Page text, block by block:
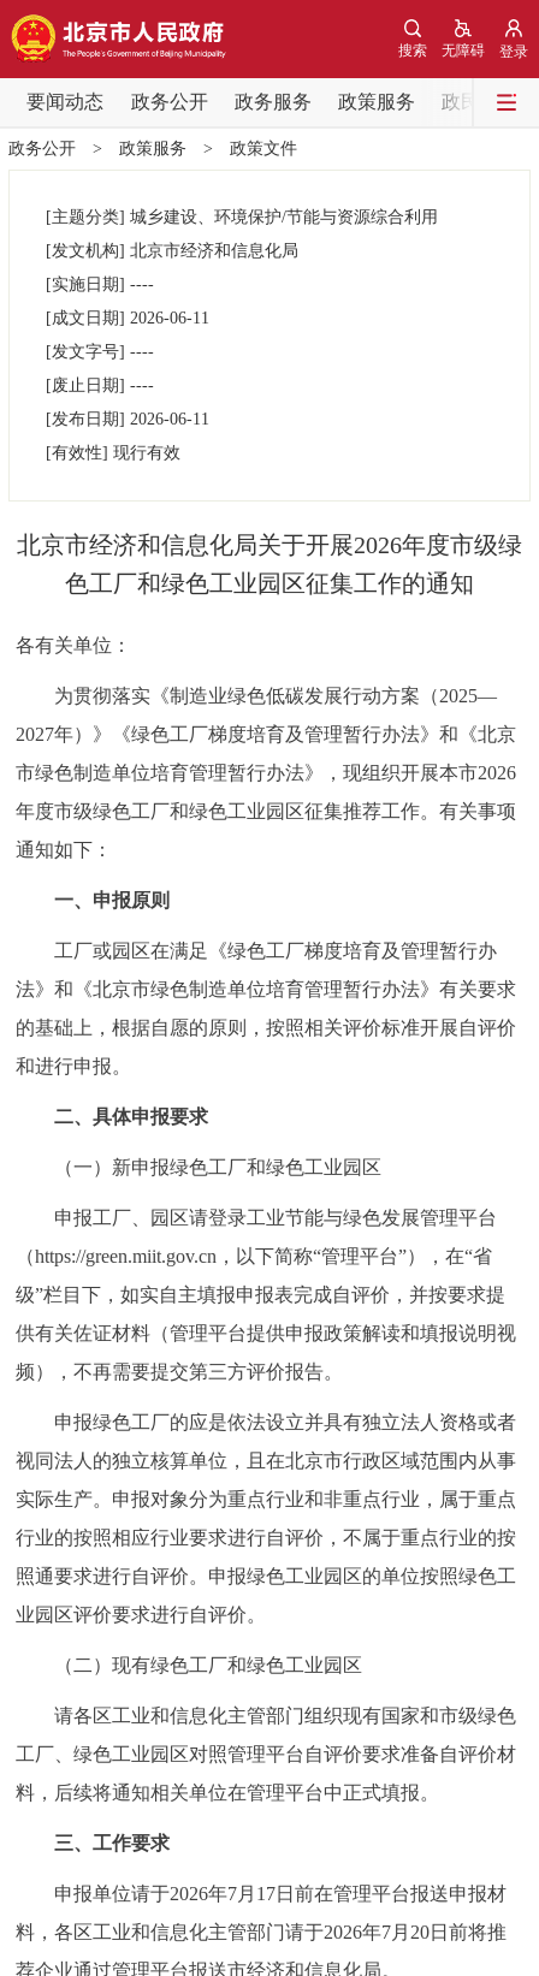
登录
无障碍
搜索
要闻动态 政务公开 政务服务 政策服务 政民互动
要闻动态
党中央精神 国务院信息
北京要闻 会议信息 部门动态
政务公开
市领导
政策兑现 政策解读 回应关切
决策公开 专题公开
个人服务 法人服务 部门服务
便民服务 利企服务 投资项目
政民互动
12345网上接诉即办 我要咨询 我要建议
参与调查 在线访谈 图说互动
绿色北京 图说北京 视频北京
多语种
ENGLISH 한국어 日本語
DEUTSCH FRANÇAIS РУССКИЙ ЯЗЫК
ESPAÑOL العربية PORTUGUÊS
政务公开> 政策服务 > 政策文件
[主题分类] 城乡建设、环境保护/节能与资源综合利用
[发文机构] 北京市经济和信息化局
[实施日期] ----
[成文日期] 2026-06-11
[发文字号] ----
[废止日期] ----
[发布日期] 2026-06-11
[有效性] 现行有效
北京市经济和信息化局关于开展2026年度市级绿
色工厂和绿色工业园区征集工作的通知
各有关单位：
为贯彻落实《制造业绿色低碳发展行动方案（2025—
2027年）》《绿色工厂梯度培育及管理暂行办法》和《北京
市绿色制造单位培育管理暂行办法》，现组织开展本市2026
年度市级绿色工厂和绿色工业园区征集推荐工作。有关事项
通知如下：
一、申报原则
工厂或园区在满足《绿色工厂梯度培育及管理暂行办
法》和《北京市绿色制造单位培育管理暂行办法》有关要求
的基础上，根据自愿的原则，按照相关评价标准开展自评价
和进行申报。
二、具体申报要求
（一）新申报绿色工厂和绿色工业园区
申报工厂、园区请登录工业节能与绿色发展管理平台
（https://green.miit.gov.cn，以下简称“管理平台”），在“省
级”栏目下，如实自主填报申报表完成自评价，并按要求提
供有关佐证材料（管理平台提供申报政策解读和填报说明视
频），不再需要提交第三方评价报告。
申报绿色工厂的应是依法设立并具有独立法人资格或者
视同法人的独立核算单位，且在北京市行政区域范围内从事
实际生产。申报对象分为重点行业和非重点行业，属于重点
行业的按照相应行业要求进行自评价，不属于重点行业的按
照通要求进行自评价。申报绿色工业园区的单位按照绿色工
业园区评价要求进行自评价。
（二）现有绿色工厂和绿色工业园区
请各区工业和信息化主管部门组织现有国家和市级绿色
工厂、绿色工业园区对照管理平台自评价要求准备自评价材
料，后续将通知相关单位在管理平台中正式填报。
三、工作要求
申报单位请于2026年7月17日前在管理平台报送申报材
料，各区工业和信息化主管部门请于2026年7月20日前将推
荐企业通过管理平台报送市经济和信息化局。